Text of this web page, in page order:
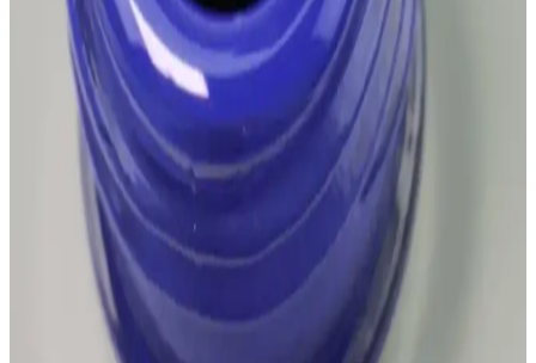
ipuçlarıyla stilinizi tamamlayın.
Cerruti 1881: Lüks Moda ve Kozmetik Ürünleriyle
Prestij ve Şıklığın Simgesi
Cerruti 1881, yüksek kalite ve şıklık anlayışını yansıtan lüks moda
ve kozmetik ürünleriyle prestijli bir marka. Parfüm ve moda
koleksiyonlarıyla global pazarda öne çıkar, özgün tasarımlarıyla fark
Bordo ve Saks Mavi Oje Karşılaştırması: Renklerin
Tarz ve Trend Analizi
Bordo ve saks mavi oje renklerinin özellikleri, kullanım alanları ve
trend uyumu hakkında detaylı karşılaştırma. Tarzınıza uygun seçim
yapmanız için rehberlik sağlar.